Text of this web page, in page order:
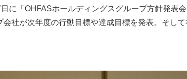
に「OHFASホールディングスグループ方針発表会
社が次年度の行動目標や達成目標を発表。そして